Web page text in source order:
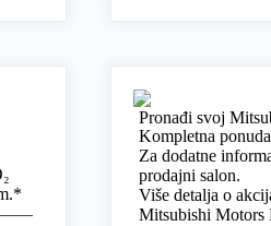
Pronađi svoj
Kompletna
Za dodatne
prodajni salon.
Više detalja o
Mitsubishi Motors